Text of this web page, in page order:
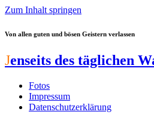
Zum Inhalt springen
Von allen guten und bösen Geistern verlassen
Jenseits des täglichen
Fotos
Impressum
Datenschutzerklärung